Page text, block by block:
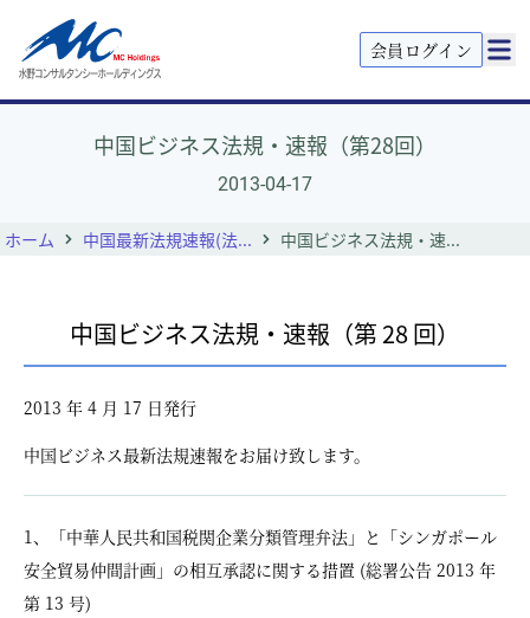
会員ログイン
中国ビジネス法規・速報（第28回）
2013-04-17
ホーム 中国最新法規速報(法... 中国ビジネス法規・速...
中国ビジネス法規・速報（第 28 回）
2013 年 4 月 17 日発行
中国ビジネス最新法規速報をお届け致します。
1、「中華人民共和国税関企業分類管理弁法」と「シンガポール
安全貿易仲間計画」の相互承認に関する措置 (総署公告 2013 年
第 13 号)